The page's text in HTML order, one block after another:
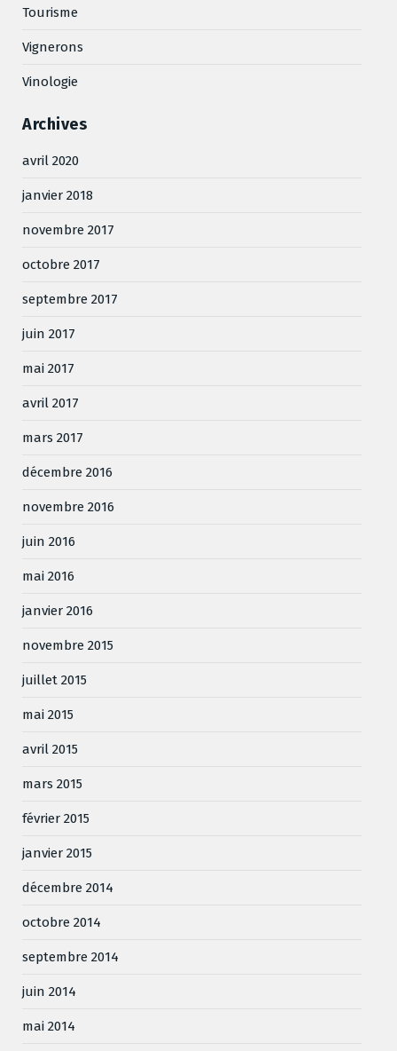
Tourisme
Vignerons
Vinologie
Archives
avril 2020
janvier 2018
novembre 2017
octobre 2017
septembre 2017
juin 2017
mai 2017
avril 2017
mars 2017
décembre 2016
novembre 2016
juin 2016
mai 2016
janvier 2016
novembre 2015
juillet 2015
mai 2015
avril 2015
mars 2015
février 2015
janvier 2015
décembre 2014
octobre 2014
septembre 2014
juin 2014
mai 2014